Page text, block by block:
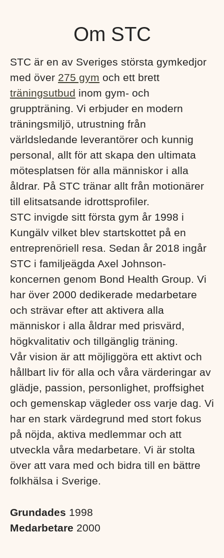
Om STC
STC är en av Sveriges största gymkedjor
med över 275 gym och ett brett
träningsutbud inom gym- och
gruppträning. Vi erbjuder en modern
träningsmiljö, utrustning från
världsledande leverantörer och kunnig
personal, allt för att skapa den ultimata
mötesplatsen för alla människor i alla
åldrar. På STC tränar allt från motionärer
till elitsatsande idrottsprofiler.
STC invigde sitt första gym år 1998 i
Kungälv vilket blev startskottet på en
entreprenöriell resa. Sedan år 2018 ingår
STC i familjeägda Axel Johnson-
koncernen genom Bond Health Group. Vi
har över 2000 dedikerade medarbetare
och strävar efter att aktivera alla
människor i alla åldrar med prisvärd,
högkvalitativ och tillgänglig träning.
Vår vision är att möjliggöra ett aktivt och
hållbart liv för alla och våra värderingar av
glädje, passion, personlighet, proffsighet
och gemenskap vägleder oss varje dag. Vi
har en stark värdegrund med stort fokus
på nöjda, aktiva medlemmar och att
utveckla våra medarbetare. Vi är stolta
över att vara med och bidra till en bättre
folkhälsa i Sverige. ​
Grundades 1998
Medarbetare 2000